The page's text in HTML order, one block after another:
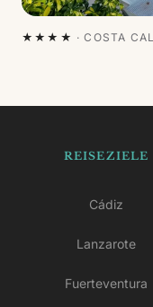
★★★★ ·COSTA
REISEZIELE
Cádiz
Lanzarote
Fuerteventura